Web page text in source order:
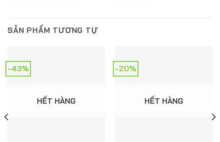
SẢN PHẨM TƯƠNG TỰ
-43%
HẾT HÀNG
-20%
HẾT HÀNG